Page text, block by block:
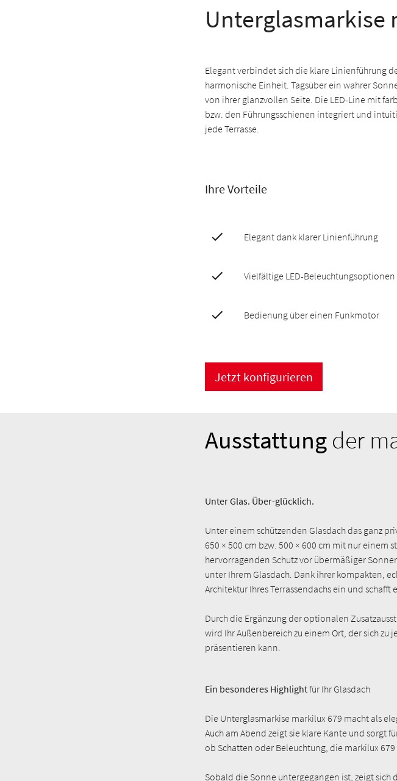
Unterglasmarkise
Elegant verbindet sich die klare Linienführung
harmonische Einheit. Tagsüber ein wahrer
von ihrer glanzvollen Seite. Die LED-Line mit
bzw. den Führungsschienen integriert und
jede Terrasse.
Ihre Vorteile
Elegant dank klarer Linienführung
Vielfältige LED-Beleuchtungsoptionen
Bedienung über einen Funkmotor
Jetzt konfigurieren
Ausstattung der
Unter Glas. Über-glücklich.
Unter einem schützenden Glasdach das ganz
650 × 500 cm bzw. 500 × 600 cm mit nur
hervorragenden Schutz vor übermäßiger
unter Ihrem Glasdach. Dank ihrer kompakten,
Architektur Ihres Terrassendachs ein und
Durch die Ergänzung der optionalen
wird Ihr Außenbereich zu einem Ort, der sich zu
präsentieren kann.
Ein besonderes Highlightfür Ihr Glasdach
Die Unterglasmarkise markilux 679 macht als
Auch am Abend zeigt sie klare Kante und sorgt
ob Schatten oder Beleuchtung, die markilux
Sobald die Sonne untergegangen ist, zeigt sich